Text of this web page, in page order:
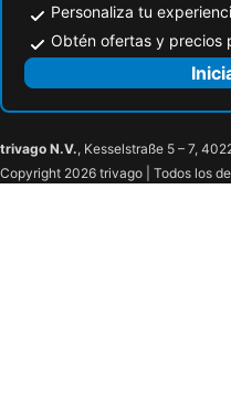
Personaliza tu
Obtén ofertas y precios
trivago N.V., Kesselstraße 5 – 7,
Copyright 2026 trivago | Todos los